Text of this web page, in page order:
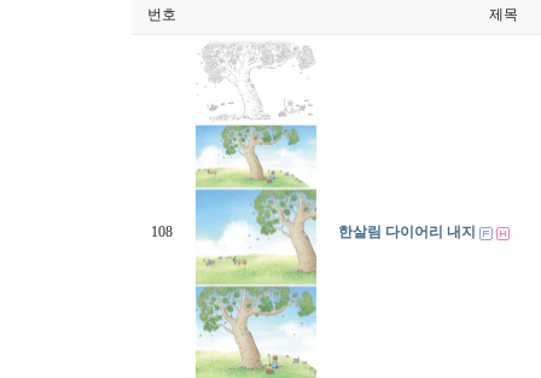
번호 제목
108 한살림 다이어리 내지